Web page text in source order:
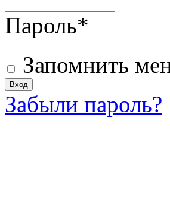
Пароль*
Запомнить
Забыли пароль?